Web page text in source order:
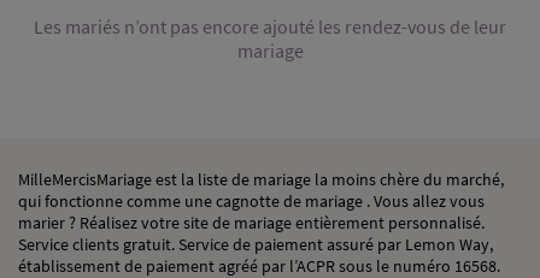
Les mariés n’ont pas encore ajouté les rendez-vous de leur
mariage
MilleMercisMariage est la liste de mariage la moins chère du marché,
qui fonctionne comme une cagnotte de mariage . Vous allez vous
marier ? Réalisez votre site de mariage entièrement personnalisé.
Service clients gratuit. Service de paiement assuré par Lemon Way,
établissement de paiement agréé par l’ACPR sous le numéro 16568.